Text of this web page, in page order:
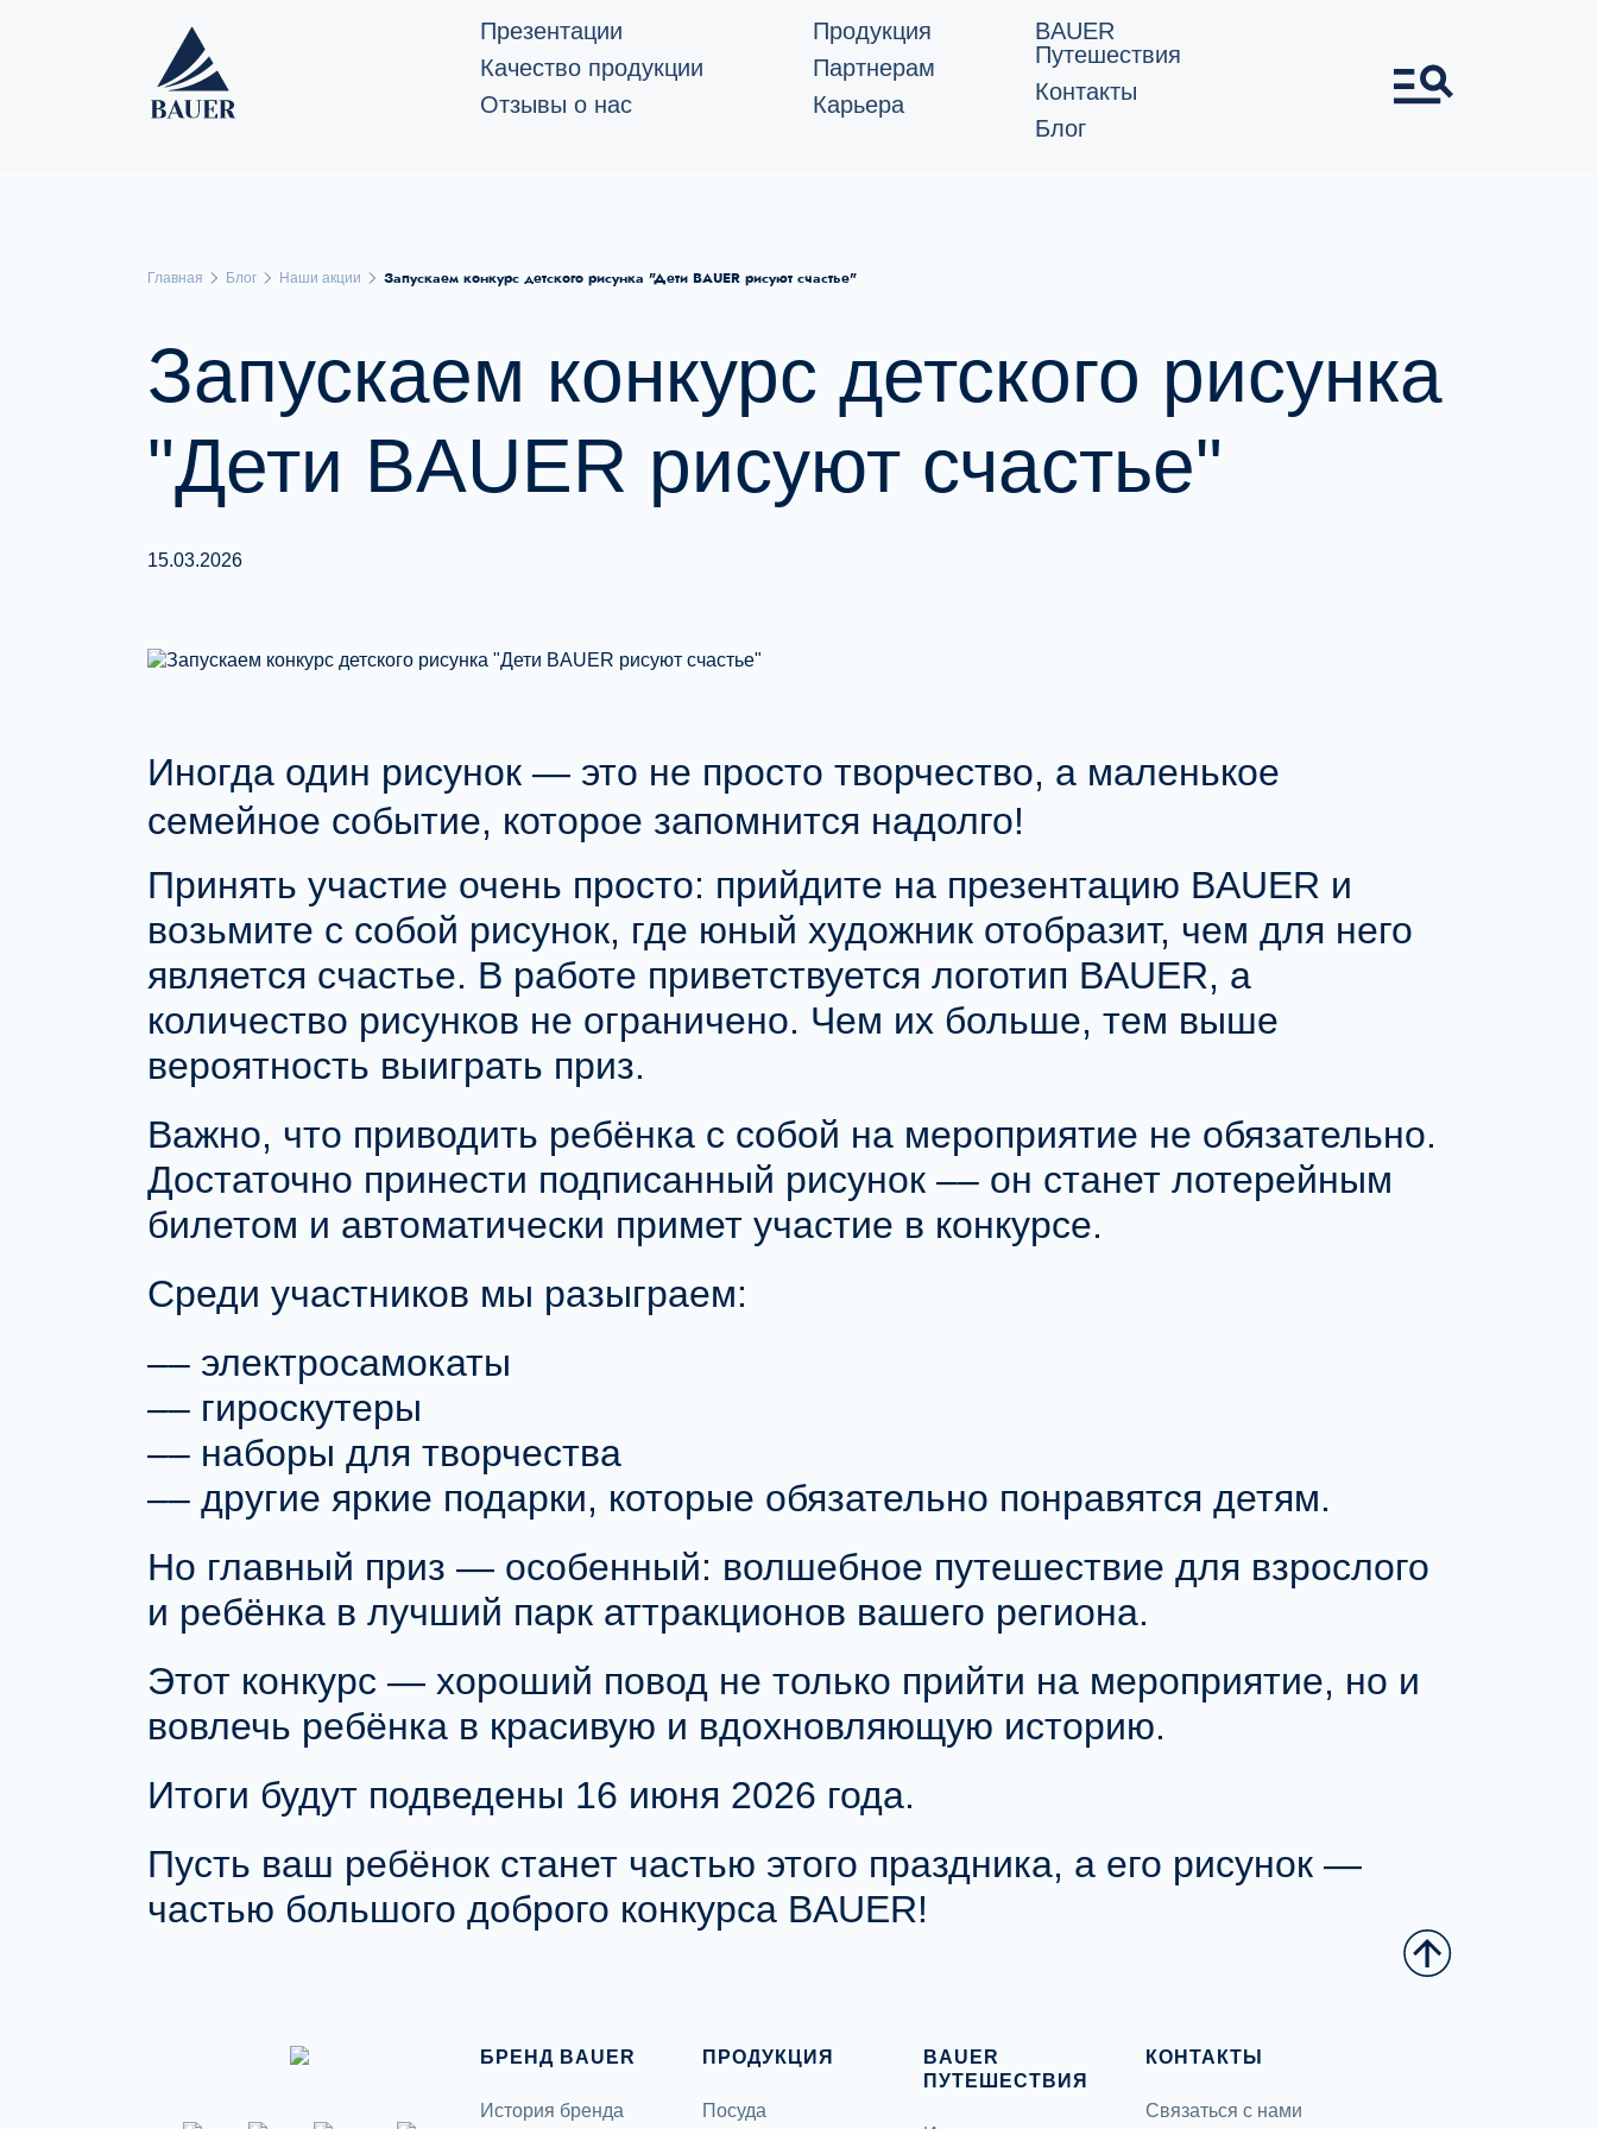
Презентации
Качество продукции
Отзывы о нас
Продукция
Партнерам
Карьера
BAUER
Путешествия
Контакты
Блог
Главная Блог Наши акции Запускаем конкурс детского рисунка "Дети BAUER рисуют счастье"
Запускаем конкурс детского рисунка
"Дети BAUER рисуют счастье"
15.03.2026
Иногда один рисунок — это не просто творчество, а маленькое
семейное событие, которое запомнится надолго!
Принять участие очень просто: прийдите на презентацию BAUER и
возьмите с собой рисунок, где юный художник отобразит, чем для него
является счастье. В работе приветствуется логотип BAUER, а
количество рисунков не ограничено. Чем их больше, тем выше
вероятность выиграть приз.
Важно, что приводить ребёнка с собой на мероприятие не обязательно.
Достаточно принести подписанный рисунок –– он станет лотерейным
билетом и автоматически примет участие в конкурсе.
Среди участников мы разыграем:
–– электросамокаты
–– гироскутеры
–– наборы для творчества
–– другие яркие подарки, которые обязательно понравятся детям.
Но главный приз — особенный: волшебное путешествие для взрослого
и ребёнка в лучший парк аттракционов вашего региона.
Этот конкурс — хороший повод не только прийти на мероприятие, но и
вовлечь ребёнка в красивую и вдохновляющую историю.
Итоги будут подведены 16 июня 2026 года.
Пусть ваш ребёнок станет частью этого праздника, а его рисунок —
частью большого доброго конкурса BAUER!
БРЕНД BAUER
История бренда
ПРОДУКЦИЯ
Посуда
BAUER
ПУТЕШЕСТВИЯ
КОНТАКТЫ
Связаться с нами